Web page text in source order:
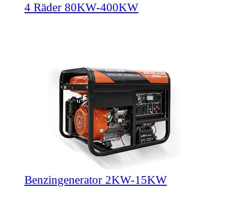
4 Räder 80KW-400KW
Benzingenerator 2KW-15KW